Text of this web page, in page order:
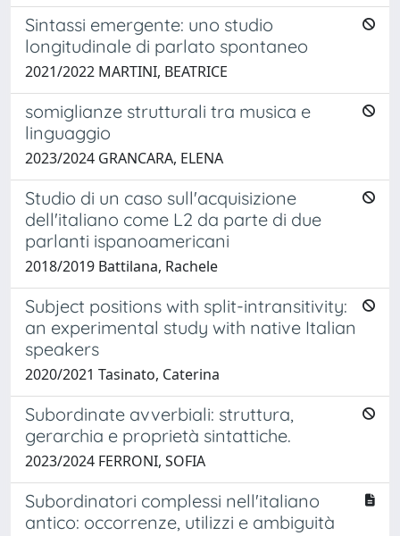
Sintassi emergente: uno studio
longitudinale di parlato spontaneo
2021/2022 MARTINI, BEATRICE
somiglianze strutturali tra musica e
linguaggio
2023/2024 GRANCARA, ELENA
Studio di un caso sull'acquisizione
dell'italiano come L2 da parte di due
parlanti ispanoamericani
2018/2019 Battilana, Rachele
Subject positions with split-intransitivity:
an experimental study with native Italian
speakers
2020/2021 Tasinato, Caterina
Subordinate avverbiali: struttura,
gerarchia e proprietà sintattiche.
2023/2024 FERRONI, SOFIA
Subordinatori complessi nell'italiano
antico: occorrenze, utilizzi e ambiguità